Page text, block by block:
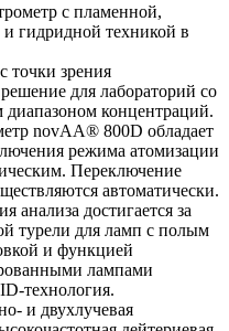
с пламенной,
и гидридной техникой в
точки зрения
для лабораторий со
концентраций.
novAA® 800D обладает
режима атомизации
Переключение
автоматически.
анализа достигается за
турели для ламп с полым
и функцией
лампами
технология.
и двухлучевая